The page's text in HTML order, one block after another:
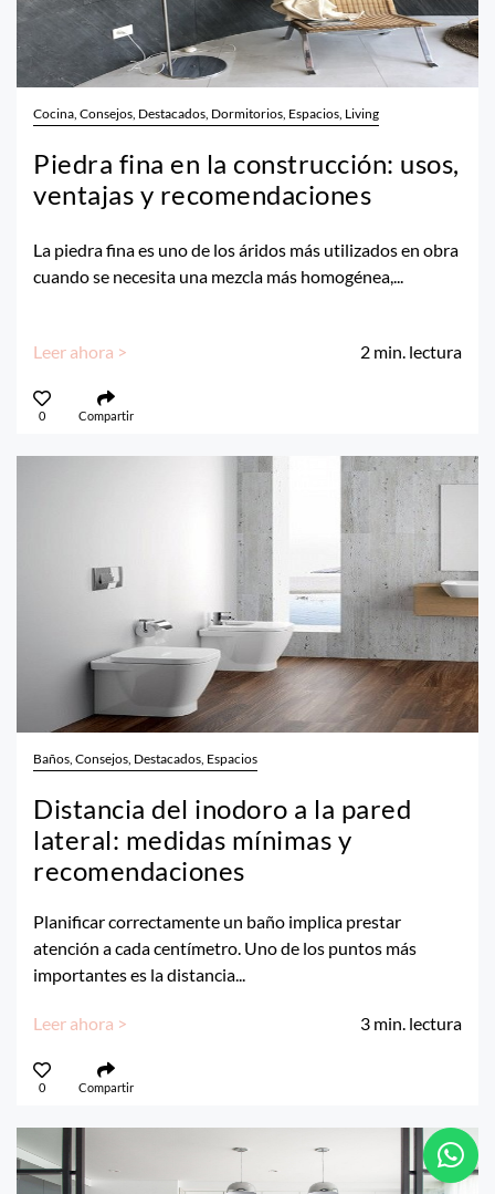
Cocina, Consejos, Destacados, Dormitorios, Espacios, Living
Piedra fina en la construcción: usos,
ventajas y recomendaciones
La piedra fina es uno de los áridos más utilizados en obra
cuando se necesita una mezcla más homogénea,...
Leer ahora > 2 min. lectura
0 Compartir
Baños, Consejos, Destacados, Espacios
Distancia del inodoro a la pared
lateral: medidas mínimas y
recomendaciones
Planificar correctamente un baño implica prestar
atención a cada centímetro. Uno de los puntos más
importantes es la distancia...
Leer ahora > 3 min. lectura
0 Compartir